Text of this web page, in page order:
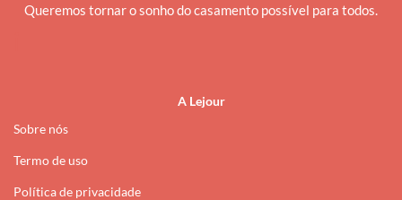
Queremos tornar o sonho do casamento possível para todos.
A Lejour
Sobre nós
Termo de uso
Política de privacidade